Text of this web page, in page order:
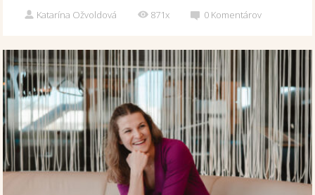
Katarína Ožvoldová 871x 0 Komentárov